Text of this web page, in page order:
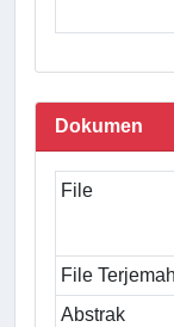
Dokumen
File
File
Abstrak